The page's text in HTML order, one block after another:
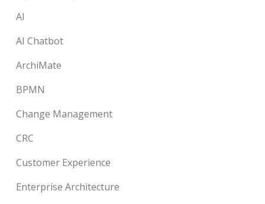
AI
AI Chatbot
ArchiMate
BPMN
Change Management
CRC
Customer Experience
Enterprise Architecture